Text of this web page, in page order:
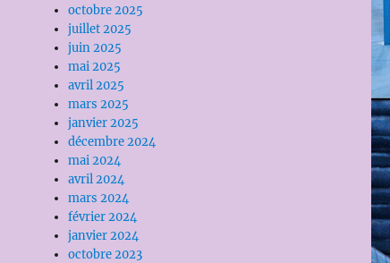
octobre 2025
juillet 2025
juin 2025
mai 2025
avril 2025
mars 2025
janvier 2025
décembre 2024
mai 2024
avril 2024
mars 2024
février 2024
janvier 2024
octobre 2023